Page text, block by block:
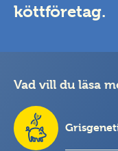
köttföretag.
Vad vill du läsa